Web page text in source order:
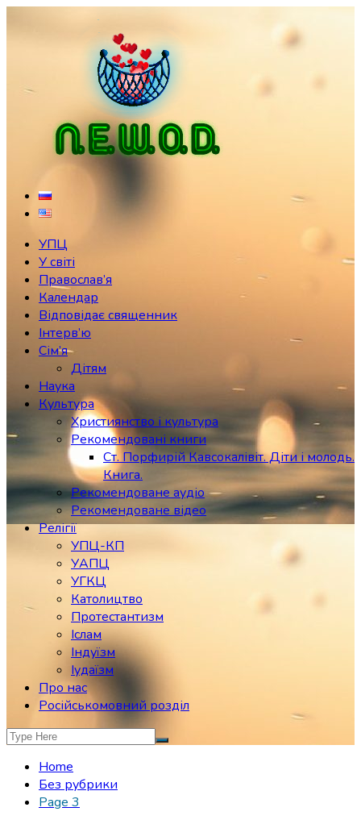
УПЦ
У світі
Православ’я
Календар
Відповідає священник
Інтерв’ю
Сім’я
Дітям
Наука
Культура
Християнство і культура
Рекомендовані книги
Ст. Порфирій Кавсокалівіт. Діти і молодь.
Книга.
Рекомендоване аудіо
Рекомендоване відео
Релігії
УПЦ-КП
УАПЦ
УГКЦ
Католицтво
Протестантизм
Іслам
Індуїзм
Іудаїзм
Про нас
Російськомовний розділ
Home
Без рубрики
Page 3